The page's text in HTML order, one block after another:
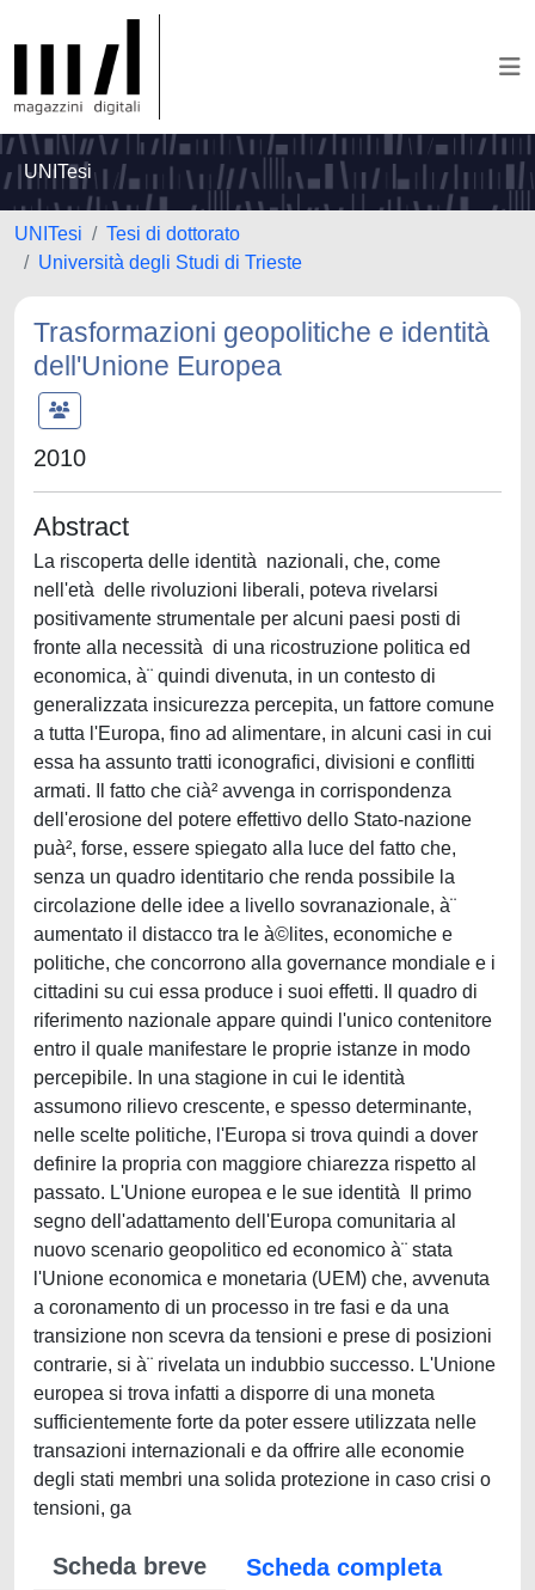
UNITesi
UNITesi
Tesi di dottorato
Università degli Studi di Trieste
Trasformazioni geopolitiche e identità
dell'Unione Europea
2010
Abstract
La riscoperta delle identità nazionali, che, come
nell'età delle rivoluzioni liberali, poteva rivelarsi
positivamente strumentale per alcuni paesi posti di
fronte alla necessità di una ricostruzione politica ed
economica, à¨ quindi divenuta, in un contesto di
generalizzata insicurezza percepita, un fattore comune
a tutta l'Europa, fino ad alimentare, in alcuni casi in cui
essa ha assunto tratti iconografici, divisioni e conflitti
armati. Il fatto che cià² avvenga in corrispondenza
dell'erosione del potere effettivo dello Stato-nazione
puà², forse, essere spiegato alla luce del fatto che,
senza un quadro identitario che renda possibile la
circolazione delle idee a livello sovranazionale, à¨
aumentato il distacco tra le à©lites, economiche e
politiche, che concorrono alla governance mondiale e i
cittadini su cui essa produce i suoi effetti. Il quadro di
riferimento nazionale appare quindi l'unico contenitore
entro il quale manifestare le proprie istanze in modo
percepibile. In una stagione in cui le identità
assumono rilievo crescente, e spesso determinante,
nelle scelte politiche, l'Europa si trova quindi a dover
definire la propria con maggiore chiarezza rispetto al
passato. L'Unione europea e le sue identità Il primo
segno dell'adattamento dell'Europa comunitaria al
nuovo scenario geopolitico ed economico à¨ stata
l'Unione economica e monetaria (UEM) che, avvenuta
a coronamento di un processo in tre fasi e da una
transizione non scevra da tensioni e prese di posizioni
contrarie, si à¨ rivelata un indubbio successo. L'Unione
europea si trova infatti a disporre di una moneta
sufficientemente forte da poter essere utilizzata nelle
transazioni internazionali e da offrire alle economie
degli stati membri una solida protezione in caso crisi o
tensioni, ga
Scheda breve
Scheda completa